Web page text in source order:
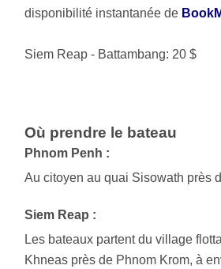
disponibilité instantanée de
Siem Reap - Battambang: 20 $
Où prendre le bateau
Phnom Penh :
Au citoyen au quai Sisowath près
Siem Reap :
Les bateaux partent du village
Khneas près de Phnom Krom, à